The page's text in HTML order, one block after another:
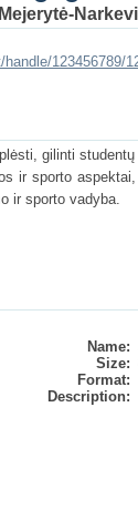
123456789/
gilinti
ir sporto
ir sporto vadyba.
Name:
Size:
Format:
Description: